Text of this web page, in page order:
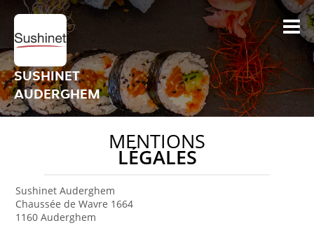
SUSHINET
AUDERGHEM
MENTIONS
LÉGALES
Sushinet Auderghem
Chaussée de Wavre 1664
1160 Auderghem